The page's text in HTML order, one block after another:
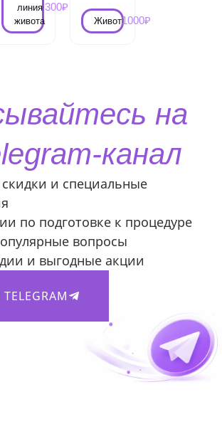
линия
живота
300₽
Живот1000₽
на
канал
и специальные
по подготовке к процедуре
вопросы
и выгодные акции